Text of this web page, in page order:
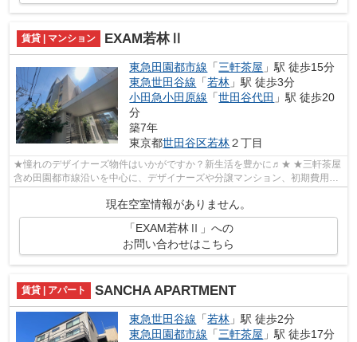
賃貸 | マンション EXAM若林Ⅱ
東急田園都市線 「三軒茶屋 」駅 徒歩15分
東急世田谷線 「若林 」駅 徒歩3分
小田急小田原線 「世田谷代田 」駅 徒歩20
分
築7年
東京都世田谷区若林２丁目
★憧れのデザイナーズ物件はいかがですか？新生活を豊かに♬★ ★三軒茶屋
含め田園都市線沿いを中心に、デザイナーズや分譲マンション、初期費用を
現在空室情報がありません。
「EXAM若林Ⅱ」への
お問い合わせはこちら
賃貸 | アパート SANCHA APARTMENT
東急世田谷線 「若林 」駅 徒歩2分
東急田園都市線 「三軒茶屋 」駅 徒歩17分